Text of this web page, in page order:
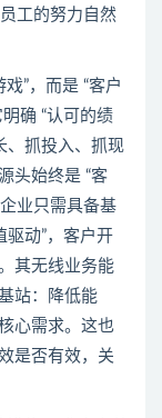
工的努力自然
”，而是 “客户
确 “认可的绩
、抓投入、抓现
头始终是 “客
业只需具备基
驱动”，客户开
其无线业务能
站：降低能
心需求。这也
是否有效，关